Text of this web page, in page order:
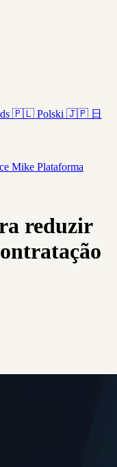
🇵🇱 Polski 🇯🇵 日
Mike Plataforma
reduzir